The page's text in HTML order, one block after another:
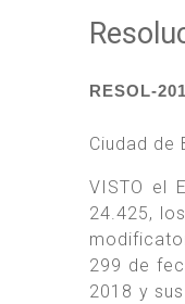
RESOL-
Ciudad de
VISTO el
24.425,
299 de
2018 y